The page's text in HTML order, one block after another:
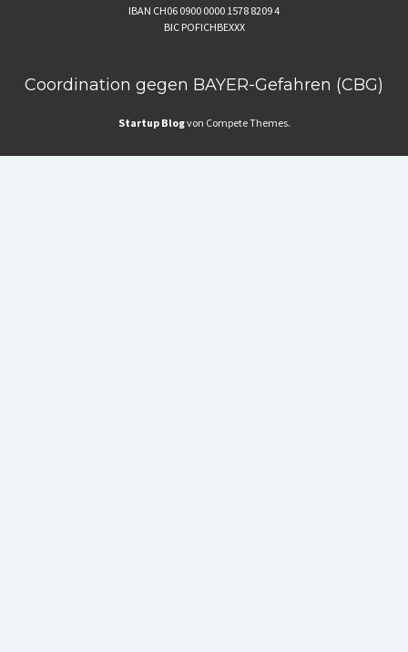
IBAN CH06 0900 0000 1578 8209 4
BIC POFICHBEXXX
Coordination gegen BAYER-Gefahren (CBG)
Startup Blogvon Compete Themes.